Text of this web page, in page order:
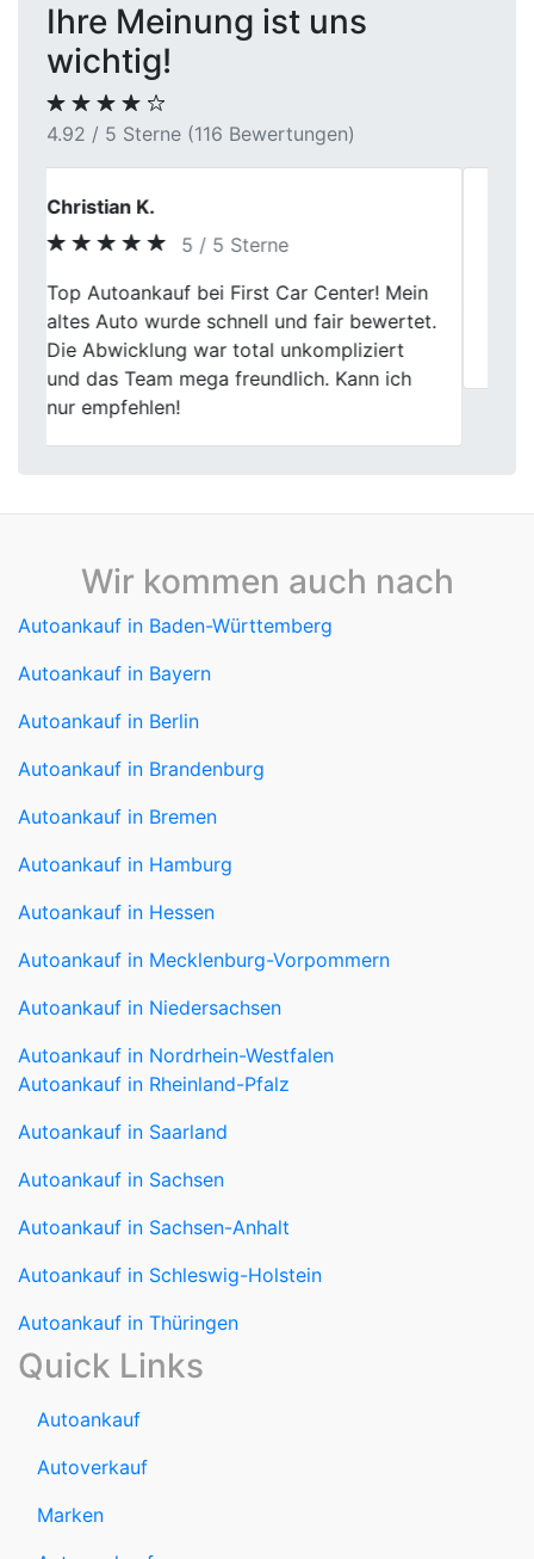
Ihre Meinung ist uns
wichtig!
4.92 / 5 Sterne (116 Bewertungen)
Jonas Braun
5 / 5 Sterne
Bei First Car Center lief alles glatt. Auto
verkauft, faire Bewertung bekommen, und
die Leute waren super chillig.
Previous
Wir kommen auch nach
Autoankauf in Baden-Württemberg
Autoankauf in Bayern
Autoankauf in Berlin
Autoankauf in Brandenburg
Autoankauf in Bremen
Autoankauf in Hamburg
Autoankauf in Hessen
Autoankauf in Mecklenburg-Vorpommern
Autoankauf in Niedersachsen
Autoankauf in Nordrhein-Westfalen
Autoankauf in Saarland
Autoankauf in Sachsen
Autoankauf in Sachsen-Anhalt
Autoankauf in Schleswig-Holstein
Autoankauf in Thüringen
Quick Links
Autoankauf
Autoverkauf
Marken
Auto verkaufen
Datenschutzerklärung